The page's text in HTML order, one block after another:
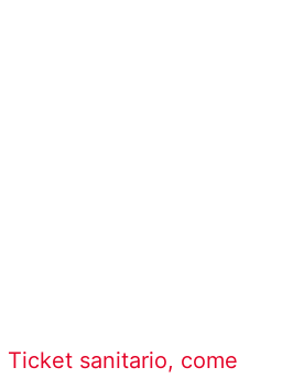
Ticket sanitario, come